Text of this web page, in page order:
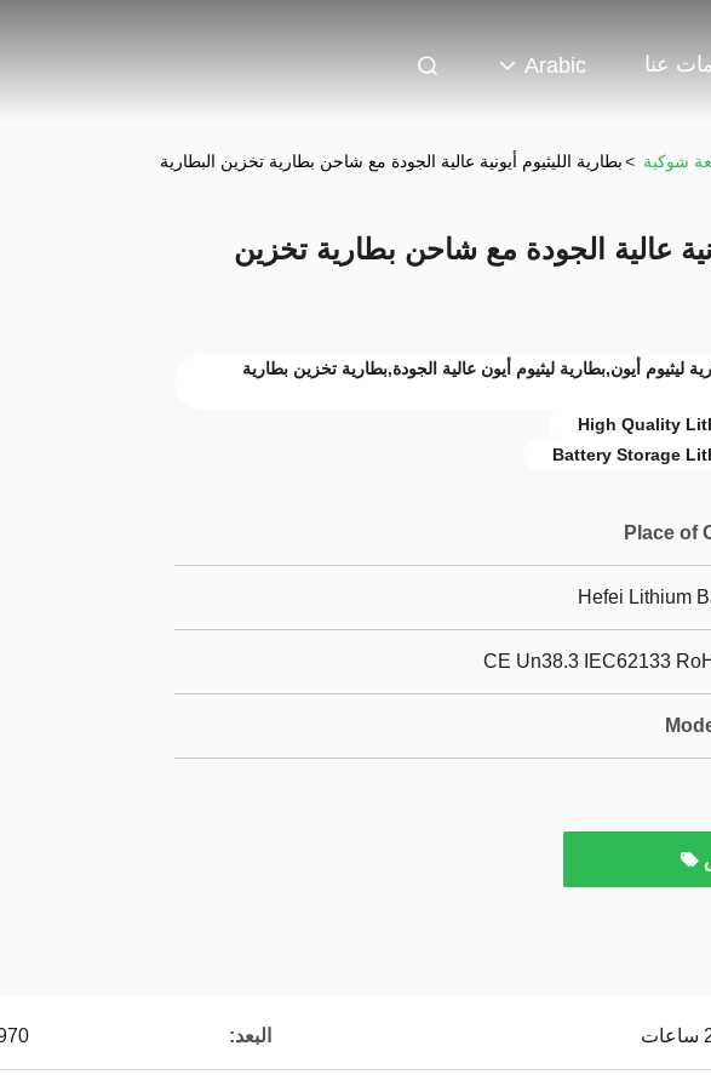
عنا Arabic
شوكية >بطارية الليثيوم أيونية عالية الجودة مع شاحن بطارية تخزين البطارية
عالية الجودة مع شاحن بطارية تخزين
ليثيوم أيون,بطارية ليثيوم أيون عالية الجودة,بطارية تخزين بطارية
High Quality
Battery Storage
Place of
Hefei Lithium
CE Un38.3 IEC62133
البعد: 970×640×470